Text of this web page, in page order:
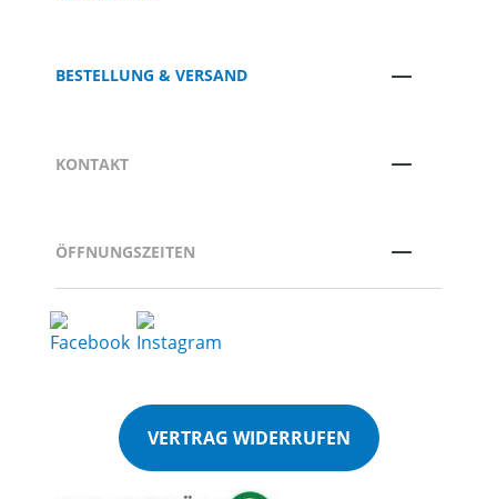
BESTELLUNG & VERSAND
KONTAKT
ÖFFNUNGSZEITEN
VERTRAG WIDERRUFEN